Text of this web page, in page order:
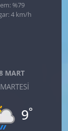
%79
4 km/h
MART
9°